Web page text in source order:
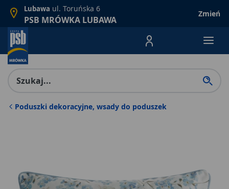
Lubawa ul. Toruńska 6
PSB MRÓWKA LUBAWA
Zmień
Menu Produktów,
Poduszki dekoracyjne, wsady do poduszek